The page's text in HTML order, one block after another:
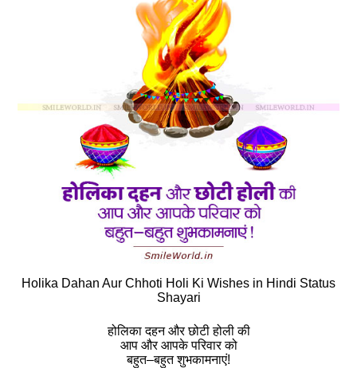
Holika Dahan Aur Chhoti Holi Ki Wishes in Hindi Status
Shayari
होलिका दहन और छोटी होली की
आप और आपके परिवार को
बहुत–बहुत शुभकामनाएं!